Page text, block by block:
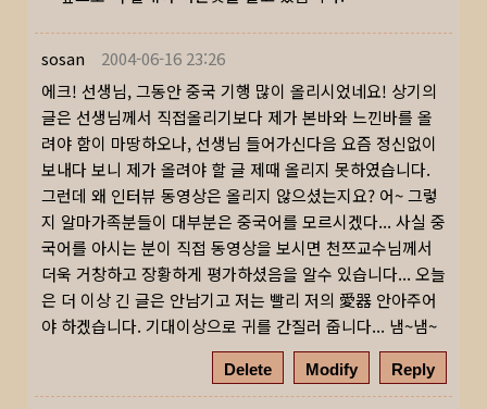
sosan
2004-06-16 23:26
에크! 선생님, 그동안 중국 기행 많이 올리시었네요! 상기의
글은 선생님께서 직접올리기보다 제가 본바와 느낀바를 올
려야 함이 마땅하오나, 선생님 들어가신다음 요즘 정신없이
보내다 보니 제가 올려야 할 글 제때 올리지 못하였습니다.
그런데 왜 인터뷰 동영상은 올리지 않으셨는지요? 어~ 그렇
지 알마가족분들이 대부분은 중국어를 모르시겠다... 사실 중
국어를 아시는 분이 직접 동영상을 보시면 천쯔교수님께서
더욱 거창하고 장황하게 평가하셨음을 알수 있습니다... 오늘
은 더 이상 긴 글은 안남기고 저는 빨리 저의 愛器 안아주어
야 하겠습니다. 기대이상으로 귀를 간질러 줍니다... 냄~냄~
Delete Modify Reply